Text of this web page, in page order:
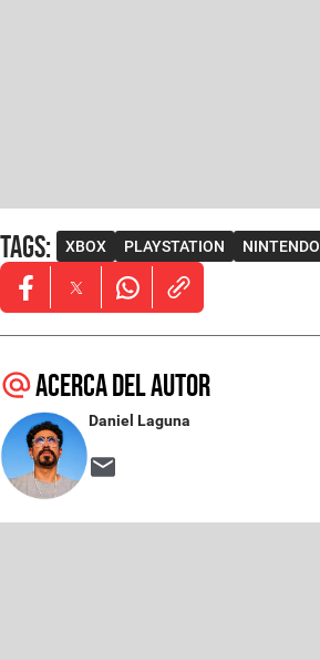
Tags: XBOX PLAYSTATION NINTENDO
Opens in new window
Opens in new window
Opens in new window
Acerca del autor
Daniel Laguna